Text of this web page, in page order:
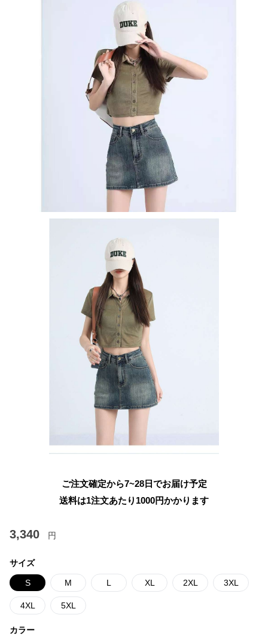
ご注文確定から7~28日でお届け予定
送料は1注文あたり 1000円かかります
3,340 円
サイズ
S M L XL 2XL 3XL
4XL 5XL
カラー